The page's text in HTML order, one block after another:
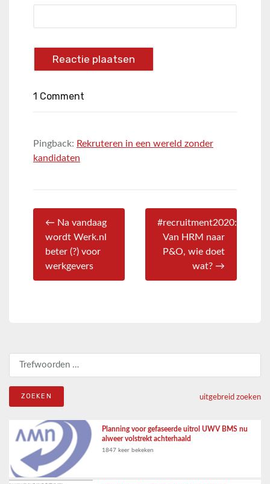
1 Comment
Pingback: Rekruteren in een wereld zonder
kandidaten
← Na vandaag
wordt Werk.nl
beter (?) voor
werkgevers
#recruitment2020:
Van HRM naar
P&O, wie doet
wat? →
uitgebreid zoeken
Planning voor gefaseerde uitrol UWV BMS nu
alweer volstrekt achterhaald
1847 keer bekeken